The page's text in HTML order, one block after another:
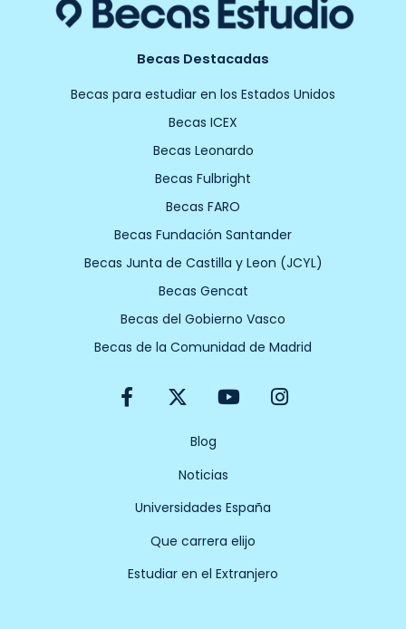
Becas Destacadas
Becas para estudiar en los Estados Unidos
Becas ICEX
Becas Leonardo
Becas Fulbright
Becas FARO
Becas Fundación Santander
Becas Junta de Castilla y Leon (JCYL)
Becas Gencat
Becas del Gobierno Vasco
Becas de la Comunidad de Madrid
F
a
o
f
X
-
w
i
t
t
r
Y
o
u
b
e
I
n
Blog
Noticias
Universidades España
Que carrera elijo
Estudiar en el Extranjero